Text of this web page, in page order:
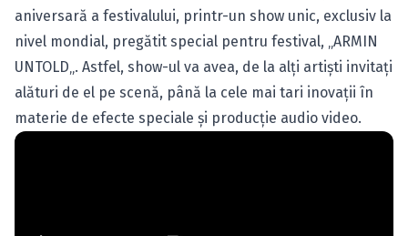
aniversară a festivalului, printr-un show unic, exclusiv la
nivel mondial, pregătit special pentru festival, „ARMIN
UNTOLD„. Astfel, show-ul va avea, de la alţi artişti invitaţi
alături de el pe scenă, până la cele mai tari inovaţii în
materie de efecte speciale şi producţie audio video.